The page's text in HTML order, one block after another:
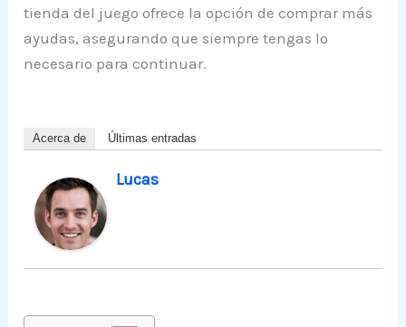
tienda del juego ofrece la opción de comprar más
ayudas, asegurando que siempre tengas lo
necesario para continuar.
Acerca de Últimas entradas
Lucas